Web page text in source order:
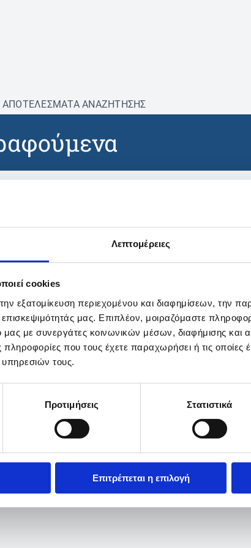
Λεπτομέρειες
cookies
εξατομίκευση περιεχομένου και διαφημίσεων, την
μας. Επιπλέον, μοιραζόμαστε
μας με συνεργάτες κοινωνικών μέσων, διαφήμισης και
που τους έχετε παραχωρήσει ή τις οποίες
τους.
Προτιμήσεις Στατιστικά
Επιτρέπεται η επιλογή
ΑΠΟΤΕΛΕΣΜΑΤΑ ΑΝΑΖΗΤΗΣΗΣ
βρέθηκαν προϊόντα με